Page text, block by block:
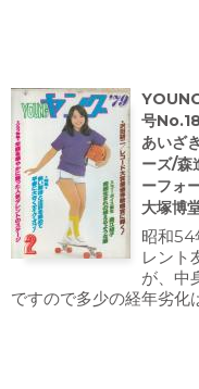
号
あいざ
ーズ/森
ーフォ
大塚博
昭和54
レント
が、中
ですので多少の経年劣化